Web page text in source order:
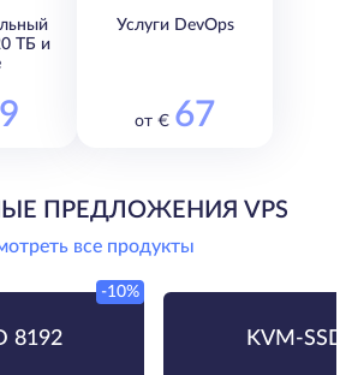
ТБ и
Услуги DevOps
от € 67
ПРЕДЛОЖЕНИЯ VPS
все продукты
8192
-10%
KVM-